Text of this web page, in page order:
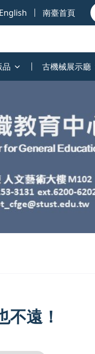
南臺首頁
品 古機械展示廳
遠！